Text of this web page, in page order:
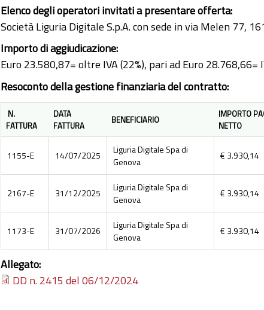
Elenco degli operatori invitati a presentare offerta:
Società Liguria Digitale S.p.A. con sede in via Melen 77,
Importo di aggiudicazione:
Euro 23.580,87= oltre IVA (22%), pari ad Euro 28.768,66=
Resoconto della gestione finanziaria del contratto:
N.
FATTURA
DATA
FATTURA
BENEFICIARIO
IMPORTO
NETTO
1155-E 14/07/2025
Liguria Digitale Spa di
Genova
€ 3.930,14
2167-E 31/12/2025
Liguria Digitale Spa di
Genova
€ 3.930,14
1173-E 31/07/2026
Liguria Digitale Spa di
Genova
€ 3.930,14
Allegato:
DD n. 2415 del 06/12/2024